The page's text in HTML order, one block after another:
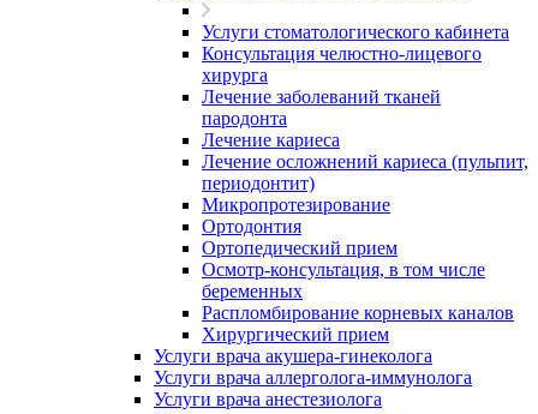
Услуги стоматологического кабинета
Консультация челюстно-лицевого
хирурга
Лечение заболеваний тканей
пародонта
Лечение кариеса
Лечение осложнений кариеса (пульпит,
периодонтит)
Микропротезирование
Ортодонтия
Ортопедический прием
Осмотр-консультация, в том числе
беременных
Распломбирование корневых каналов
Хирургический прием
Услуги врача акушера-гинеколога
Услуги врача аллерголога-иммунолога
Услуги врача анестезиолога